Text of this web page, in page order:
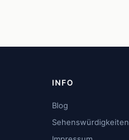
INFO
Blog
Sehenswürdigkeiten